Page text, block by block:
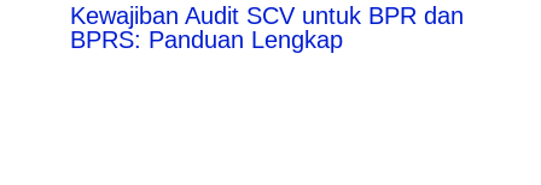
Kewajiban Audit SCV untuk BPR dan
BPRS: Panduan Lengkap